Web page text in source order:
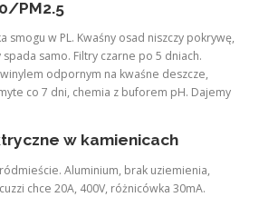
PM2.5
smogu w PL. Kwaśny osad niszczy pokrywę,
samo. Filtry czarne po 5 dniach.
odpornym na kwaśne deszcze,
co 7 dni, chemia z buforem pH. Dajemy
w kamienicach
Aluminium, brak uziemienia,
chce 20A, 400V, różnicówka 30mA.